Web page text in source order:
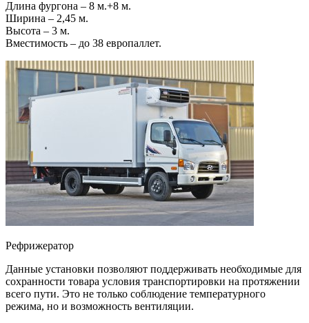
Длина фургона – 8 м.+8 м.
Ширина – 2,45 м.
Высота – 3 м.
Вместимость – до 38 европаллет.
Рефрижератор
Данные установки позволяют поддерживать необходимые для
сохранности товара условия транспортировки на протяжении
всего пути. Это не только соблюдение температурного
режима, но и возможность вентиляции.